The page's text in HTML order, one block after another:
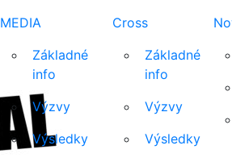
MEDIA
Základné
info
Výzvy
Výsledky
Cross
Základné
info
Výzvy
Výsledky